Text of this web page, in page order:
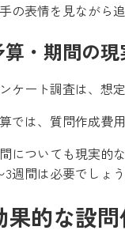
の表情を見ながら
算・期間の
ケート調査は、想
では、質問作成費
についても現実的
3週間は必要でしょう
果的な設